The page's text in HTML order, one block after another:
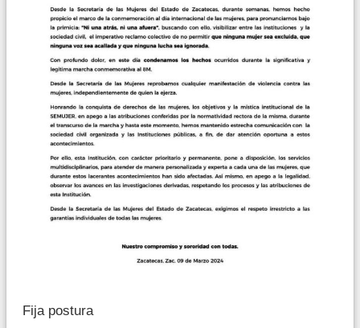
Fija postura